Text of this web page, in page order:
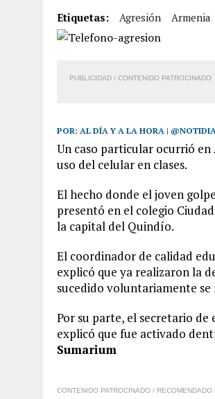
7 AGOSTO, 2026
Etiquetas: Agresión Armenia
PUBLICIDAD / CONTENIDO PATROCINADO
POR: AL DÍA Y A LA HORA |
Un caso particular ocurrió
uso del celular en clases.
El hecho donde el joven
presentó en el colegio
la capital del Quindío.
El coordinador de calidad
explicó que ya realizaron la
sucedido voluntariamente
Por su parte, el secretario
explicó que fue activado
Sumarium
CONTENIDO PATROCINADO / RECOMENDADO